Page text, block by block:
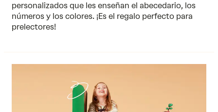
personalizados que les enseñan el abecedario, los
números y los colores. ¡Es el regalo perfecto para
prelectores!